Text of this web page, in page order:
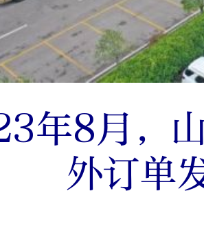
年8月，
外订单